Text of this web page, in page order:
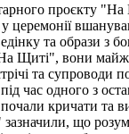
проєкту
церемонії
та образи з
Щиті", вони
та супроводи
час одного з
почали кричати та
що